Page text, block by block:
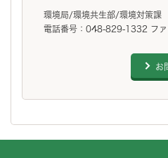
環境局/環境共生部/環境対策課
電話番号：048-829-1332 フ
お